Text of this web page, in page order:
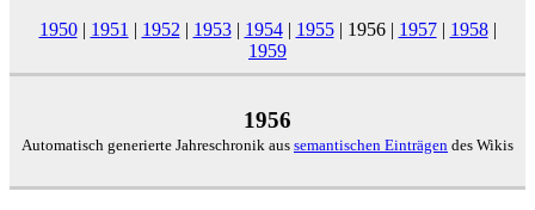
1950| 1951 | 1952 | 1953| 1954| 1955| 1956| 1957| 1958|
1959
1956
Automatisch generierte Jahreschronik aus semantischen Einträgen des Wikis